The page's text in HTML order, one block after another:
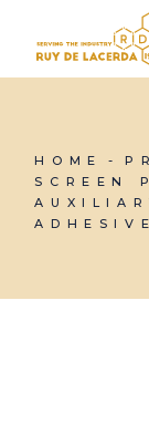
content
HOME
SCREEN